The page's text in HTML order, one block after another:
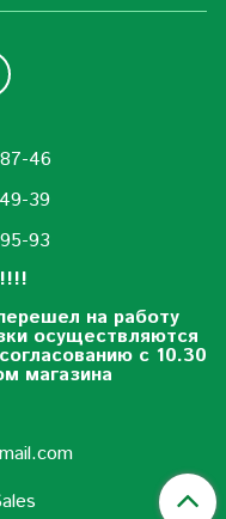
46
39
93
на работу
осуществляются
с 10.30
магазина